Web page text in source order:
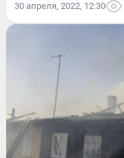
30 апреля, 2022, 12:30